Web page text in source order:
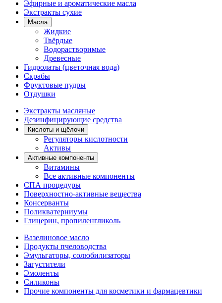
Эфирные и ароматические масла
Экстракты сухие
Масла
Жидкие
Твёрдые
Водорастворимые
Древесные
Гидролаты (цветочная вода)
Скрабы
Фруктовые пудры
Отдушки
Экстракты масляные
Дезинфицирующие средства
Кислоты и щёлочи
Регуляторы кислотности
Активы
Активные компоненты
Витамины
Все активные компоненты
СПА процедуры
Поверхностно-активные вещества
Консерванты
Поликватерниумы
Глицерин, пропиленгликоль
Вазелиновое масло
Продукты пчеловодства
Эмульгаторы, солюбилизаторы
Загустители
Эмоленты
Силиконы
Прочие компоненты для косметики и фармацевтики